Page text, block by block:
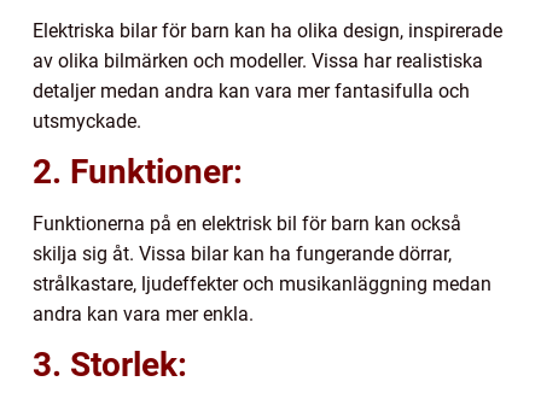
Elektriska bilar för barn kan ha olika design, inspirerade
av olika bilmärken och modeller. Vissa har realistiska
detaljer medan andra kan vara mer fantasifulla och
utsmyckade.
2. Funktioner:
Funktionerna på en elektrisk bil för barn kan också
skilja sig åt. Vissa bilar kan ha fungerande dörrar,
strålkastare, ljudeffekter och musikanläggning medan
andra kan vara mer enkla.
3. Storlek: